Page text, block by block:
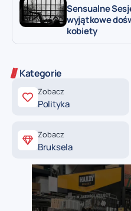
Sensualne
wyjątkowe
kobiety
Kategorie
Zobacz
Polityka
Zobacz
Bruksela